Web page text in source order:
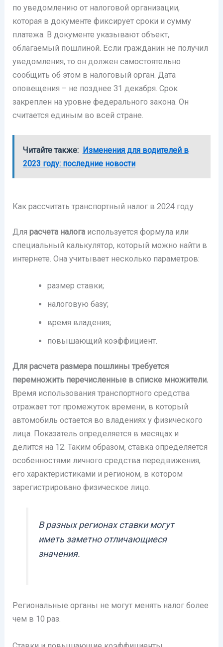
по уведомлению от налоговой организации,
которая в документе фиксирует сроки и сумму
платежа. В документе указывают объект,
облагаемый пошлиной. Если гражданин не получил
уведомления, то он должен самостоятельно
сообщить об этом в налоговый орган. Дата
оповещения – не позднее 31 декабря. Срок
закреплен на уровне федерального закона. Он
считается единым во всей стране.
Читайте также: Изменения для водителей в
2023 году: последние новости
Как рассчитать транспортный налог в 2024 году
Длярасчета налога используется формула или
специальный калькулятор, который можно найти в
интернете. Она учитывает несколько параметров:
размер ставки;
налоговую базу;
время владения;
повышающий коэффициент.
Для расчета размера пошлины требуется
перемножить перечисленные в списке множители.
Время использования транспортного средства
отражает тот промежуток времени, в который
автомобиль остается во владениях у физического
лица. Показатель определяется в месяцах и
делится на 12. Таким образом, ставка определяется
особенностями личного средства передвижения,
его характеристиками и регионом, в котором
зарегистрировано физическое лицо.
В разных регионах ставки могут
иметь заметно отличающиеся
значения.
Региональные органы не могут менять налог более
чем в 10 раз.